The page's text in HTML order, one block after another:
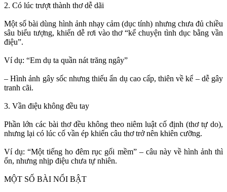
2. Có lúc trượt thành thơ dễ dãi
Một số bài dùng hình ảnh nhạy cảm (dục tính) nhưng chưa đủ chiều
sâu biểu tượng, khiến dễ rơi vào thơ “kể chuyện tình dục bằng vần
điệu”.
Ví dụ: “Em dụ ta quần nát trăng ngây”
– Hình ảnh gây sốc nhưng thiếu ẩn dụ cao cấp, thiên về kể – dễ gây
tranh cãi.
3. Vần điệu không đều tay
Phần lớn các bài thơ đều không theo niêm luật cố định (thơ tự do),
nhưng lại có lúc cố vần ép khiến câu thơ trở nên khiên cưỡng.
Ví dụ: “Một tiếng ho đêm rục gối mềm” – câu này về hình ảnh thì
ổn, nhưng nhịp điệu chưa tự nhiên.
MỘT SỐ BÀI NỔI BẬT